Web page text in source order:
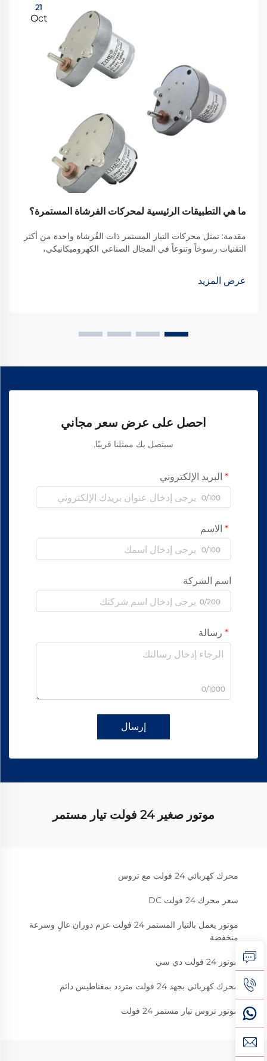
21
Oct
ما هي التطبيقات الرئيسية لمحركات الفرشاة المستمرة؟
مقدمة: تمثل محركات التيار المستمر ذات الفُرشاة واحدة من أكثر
التقنيات رسوخاً وتنوعاً في المجال الصناعي الكهروميكانيكي،
البدائل الخالية من الفُرشاة. هذه المحركات...
عرض المزيد
احصل على عرض سعر مجاني
سيتصل بك ممثلنا قريبًا.
البريد الإلكتروني
0/100
الاسم
0/100
اسم الشركة
0/200
رسالة
0/1000
إرسال
موتور صغير 24 فولت تيار مستمر
محرك كهربائي 24 فولت مع تروس
سعر محرك 24 فولت DC
موتور يعمل بالتيار المستمر 24 فولت عزم دوران عالٍ وسرعة
منخفضة
موتور 24 فولت دي سي
محرك كهربائي بجهد 24 فولت متردد بمغناطيس دائم
موتور تروس تيار مستمر 24 فولت